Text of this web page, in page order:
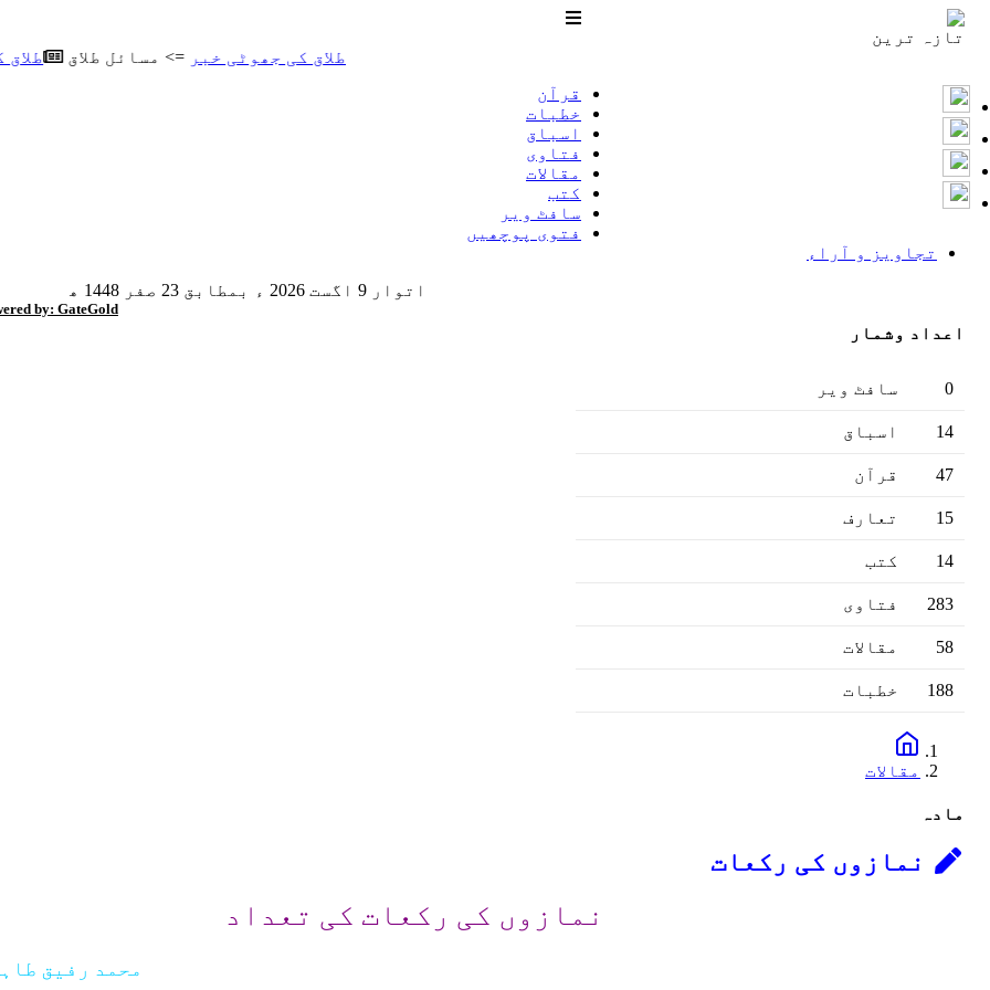
تازہ ترین
طلاق کے طلاق کی جھوٹی خبر=> مسائل طلاق
قرآن
خطبات
اسباق
فتاوى
مقالات
کتب
سافٹ ویر
فتوى پوچھیں
تجاویز و آراء
اتوار 9 اگست 2026 ء بمطابق 23 صفر 1448 ھ
اعداد وشمار
0 سافٹ ویر
14 اسباق
47 قرآن
15 تعارف
14 کتب
283 فتاوى
58 مقالات
188 خطبات
مقالات
مادہ
نمازوں کی رکعات
نمازوں کی رکعات کی تعداد
محمد رفیق
by: GateGold